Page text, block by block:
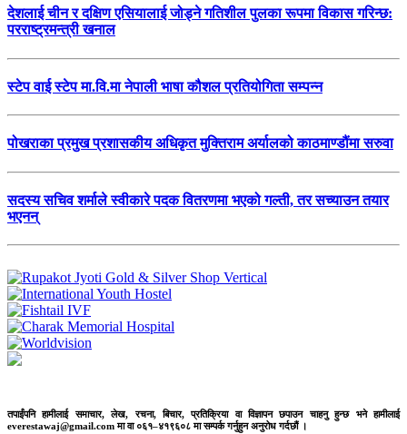
देशलाई चीन र दक्षिण एसियालाई जोड्ने गतिशील पुलका रूपमा विकास गरिन्छ:
परराष्ट्रमन्त्री खनाल
स्टेप वाई स्टेप मा.वि.मा नेपाली भाषा कौशल प्रतियोगिता सम्पन्न
पोखराका प्रमुख प्रशासकीय अधिकृत मुक्तिराम अर्यालको काठमाण्डौंमा सरुवा
सदस्य सचिव शर्माले स्वीकारे पदक वितरणमा भएको गल्ती, तर सच्याउन तयार
भएनन्
तपाईंपनि हामीलाई समाचार, लेख, रचना, बिचार, प्रतिक्रिया वा विज्ञापन छपाउन चाहनु हुन्छ भने हामीलाई
everestawaj@gmail.com मा वा ०६१–४१९६०८ मा सम्पर्क गर्नुहुन अनुरोध गर्दछौं ।